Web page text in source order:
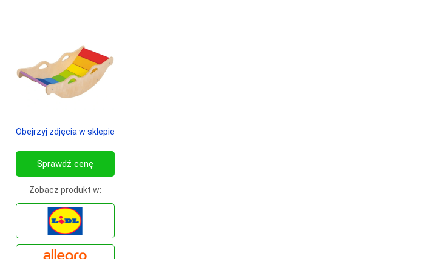
Obejrzyj zdjęcia w sklepie
Sprawdź cenę
Zobacz produkt w: